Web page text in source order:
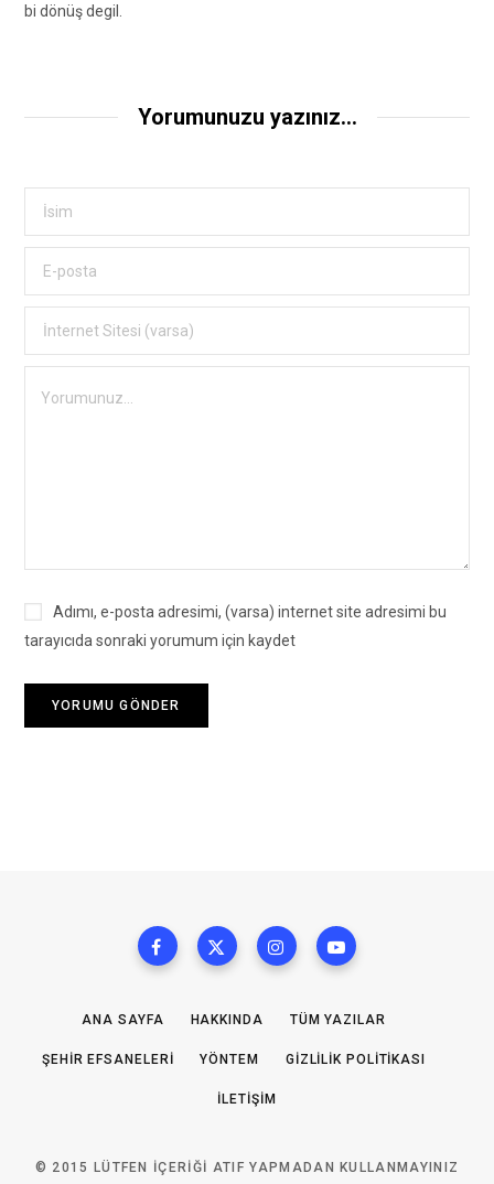
bi dönüş degil.
Yorumunuzu yazınız...
Adımı, e-posta adresimi, (varsa) internet site adresimi bu
tarayıcıda sonraki yorumum için kaydet
ANA SAYFA HAKKINDA TÜM YAZILAR
ŞEHIR EFSANELERI YÖNTEM GIZLILIK POLITIKASI
İLETIŞIM
© 2015 LÜTFEN IÇERIĞI ATIF YAPMADAN KULLANMAYINIZ